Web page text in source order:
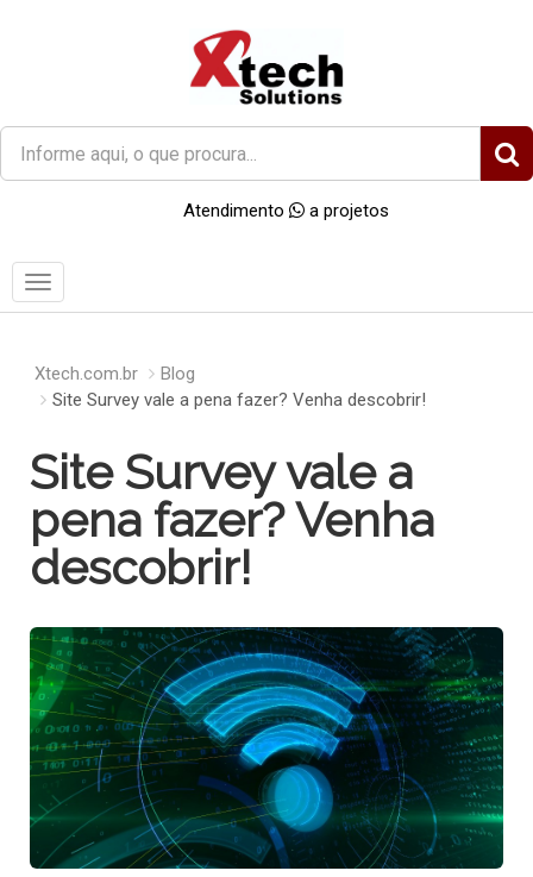
O
que
você
Atendimento a projetos
Menu
Xtech.com.br
Blog
Site Survey vale a pena fazer? Venha descobrir!
Site Survey vale a
pena fazer? Venha
descobrir!